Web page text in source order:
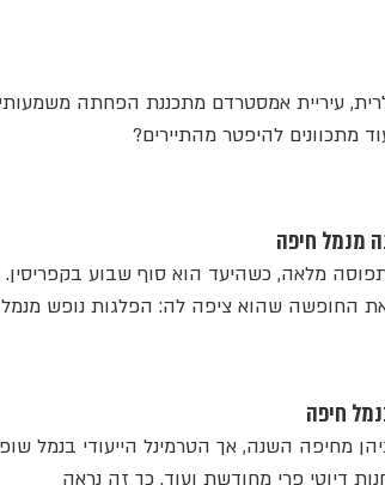
עיריית אמסטרדם מתכננת הפחתה
מתכוונים להיפטר מהתיירים?
מלאה, כשהיעד הוא סוף שבוע בקפריסין.
את החופשה שהוא ציפה לה: הפלגות נופש
חיפה
מחיפה השנה, אך הטרמינל הייעודי בנמל
דיוטי פרי מחודשת ועוד. כך זה נראה